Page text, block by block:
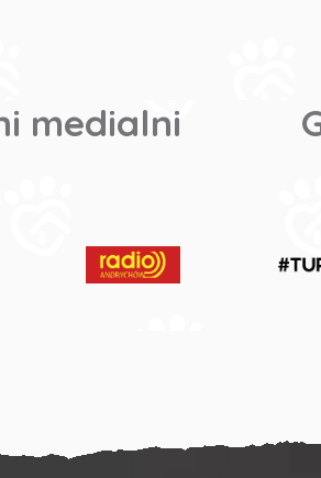
medialni